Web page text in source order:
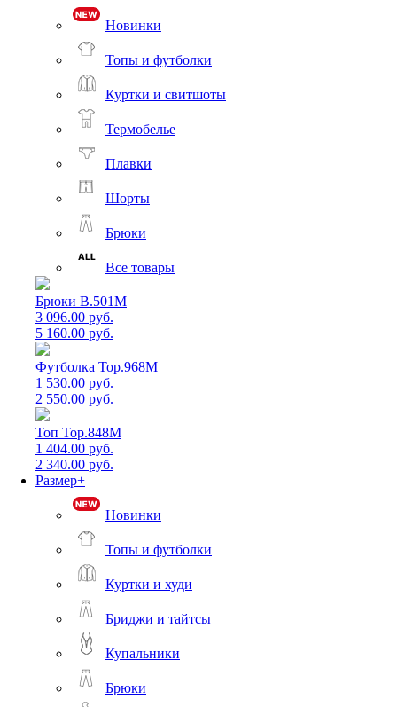
Новинки
Топы и футболки
Куртки и свитшоты
Термобелье
Плавки
Шорты
Брюки
Все товары
Брюки B.501M
3 096.00 руб.
5 160.00 руб.
Футболка Top.968M
1 530.00 руб.
2 550.00 руб.
Топ Top.848M
1 404.00 руб.
2 340.00 руб.
Размер+
Новинки
Топы и футболки
Куртки и худи
Бриджи и тайтсы
Купальники
Брюки